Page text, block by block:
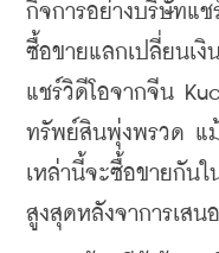
กิจการอย่างบริษัทแ
ซื้อขายแลกเปลี่ยนเ
แชร์วิดีโอจากจีน
ทรัพย์สินพุ่งพรวด แ
เหล่านี้จะซื้อขายกันใ
สูงสุดหลังจาการเส